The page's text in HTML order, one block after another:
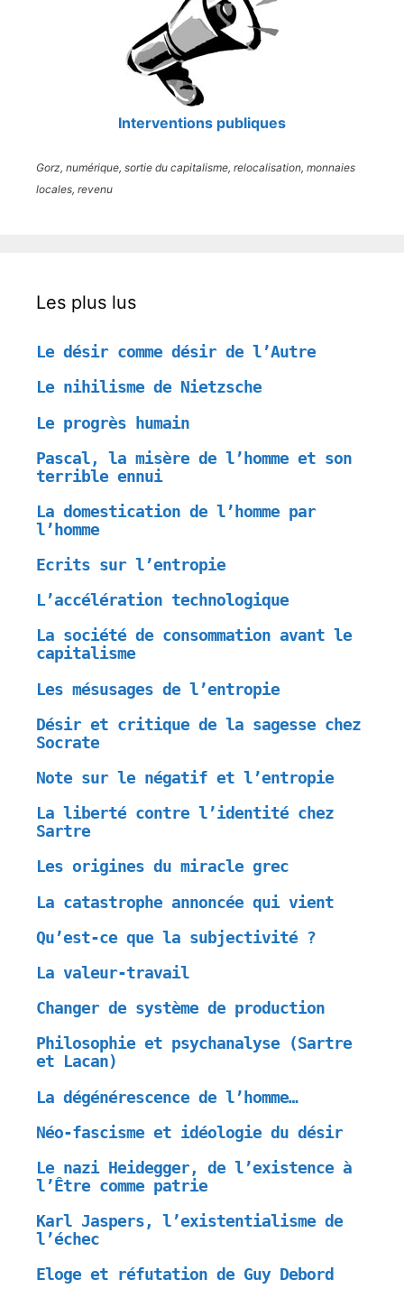
Interventions publiques
Gorz, numérique, sortie du capitalisme, relocalisation, monnaies
locales, revenu
Les plus lus
Le désir comme désir de l’Autre
Le nihilisme de Nietzsche
Le progrès humain
Pascal, la misère de l’homme et son
terrible ennui
La domestication de l’homme par
l’homme
Ecrits sur l’entropie
L’accélération technologique
La société de consommation avant le
capitalisme
Les mésusages de l’entropie
Désir et critique de la sagesse chez
Socrate
Note sur le négatif et l’entropie
La liberté contre l’identité chez
Sartre
Les origines du miracle grec
La catastrophe annoncée qui vient
Qu’est-ce que la subjectivité ?
La valeur-travail
Changer de système de production
Philosophie et psychanalyse (Sartre
et Lacan)
La dégénérescence de l’homme…
Néo-fascisme et idéologie du désir
Le nazi Heidegger, de l’existence à
l’Être comme patrie
Karl Jaspers, l’existentialisme de
l’échec
Eloge et réfutation de Guy Debord